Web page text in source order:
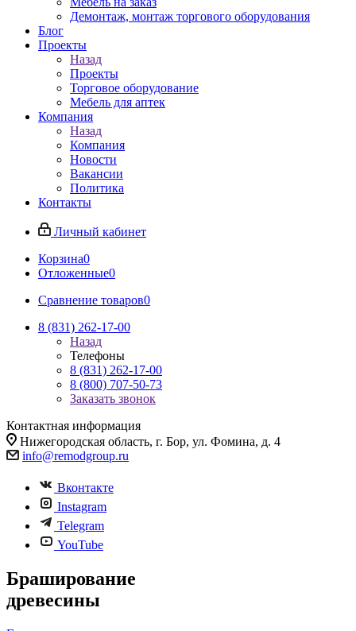
Демонтаж, монтаж торгового оборудования
Блог
Проекты
Назад
Проекты
Торговое оборудование
Мебель для аптек
Компания
Назад
Компания
Новости
Вакансии
Политика
Контакты
Личный кабинет
Корзина0
Отложенные0
Сравнение товаров0
8 (831) 262-17-00
Назад
Телефоны
8 (831) 262-17-00
8 (800) 707-50-73
Заказать звонок
Контактная информация
Нижегородская область, г. Бор, ул. Фомина, д. 4
info@remodgroup.ru
Вконтакте
Instagram
Telegram
YouTube
Браширование
древесины